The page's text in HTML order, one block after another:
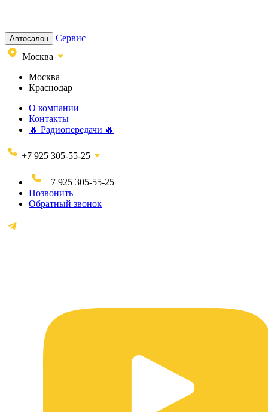
Автосалон
Сервис
Москва
Москва
Краснодар
О компании
Контакты
🔥 Радиопередачи 🔥
+7 925 305-55-25
+7 925 305-55-25
Позвонить
Обратный звонок